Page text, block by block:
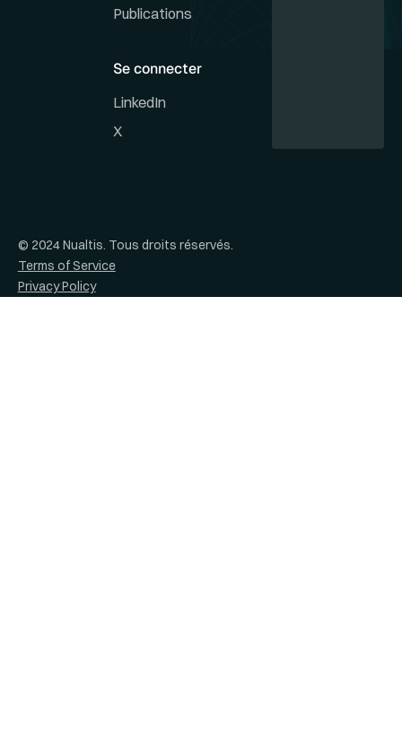
Publications
Se connecter
LinkedIn
X
© 2024 Nualtis. Tous droits réservés.
Terms of Service
Privacy Policy